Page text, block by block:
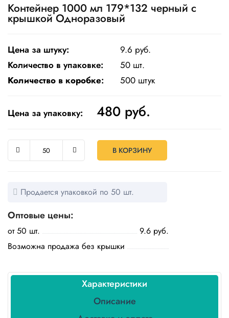
товаров
Крафт
упаковка
многоразовая
Товары
и
выпекания
Пленка
и скотч
Бытовая
Контейнер 1000 мл 179*132 черный с
крышкой Одноразовый
Цена за штуку:
9.6 руб.
Количество в упаковке:
50 шт.
Количество в коробке: 500 штук
Цена за упаковку: 480 руб.
В КОРЗИНУ
Продается упаковкой по 50 шт.
Оптовые цены:
от 50 шт.
9.6 руб.
Возможна продажа без крышки
Характеристики
Описание